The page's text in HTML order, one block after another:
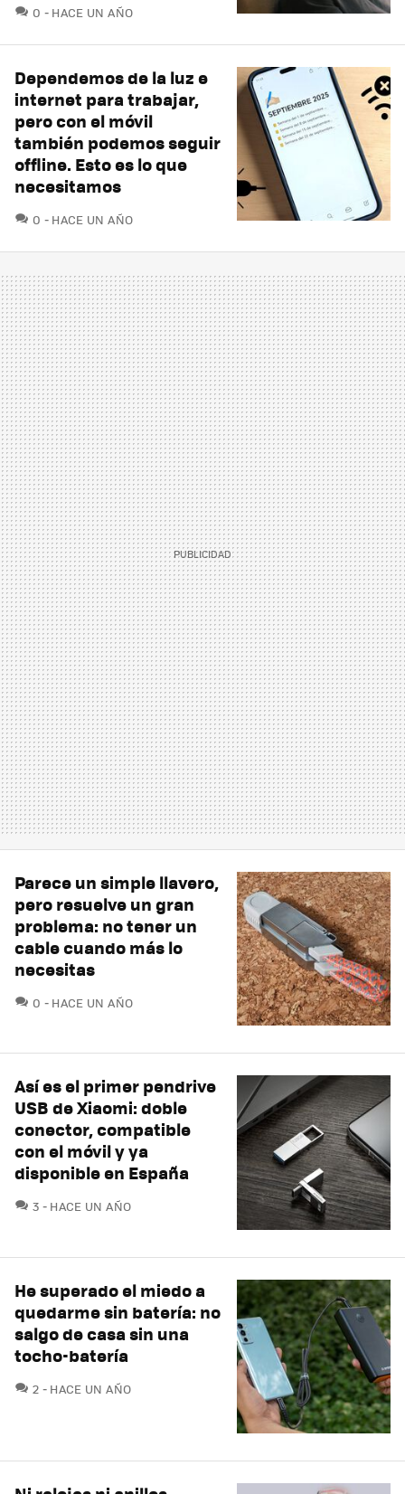
0 COMENTARIOS
HACE UN AÑO
Dependemos de la luz e
internet para trabajar,
pero con el móvil
también podemos seguir
offline. Esto es lo que
necesitamos
0 COMENTARIOS
HACE UN AÑO
Parece un simple llavero,
pero resuelve un gran
problema: no tener un
cable cuando más lo
necesitas
0 COMENTARIOS
HACE UN AÑO
Así es el primer pendrive
USB de Xiaomi: doble
conector, compatible
con el móvil y ya
disponible en España
3 COMENTARIOS
HACE UN AÑO
He superado el miedo a
quedarme sin batería: no
salgo de casa sin una
tocho-batería
2 COMENTARIOS
HACE UN AÑO